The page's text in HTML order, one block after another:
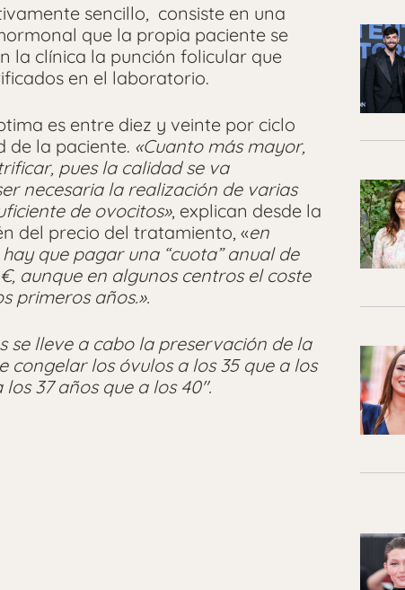
sencillo, consiste en una
que la propia paciente se
la clínica la punción folicular que
en el laboratorio.
es entre diez y veinte por ciclo
de la paciente. «Cuanto más mayor,
pues la calidad se va
necesaria la realización de varias
de ovocitos», explican desde la
del precio del tratamiento, «en
que pagar una “cuota” anual de
aunque en algunos centros el coste
primeros años.».
se lleve a cabo la preservación de la
los óvulos a los 35 que a los
37 años que a los 40″.